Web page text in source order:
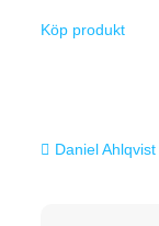
Köp produkt